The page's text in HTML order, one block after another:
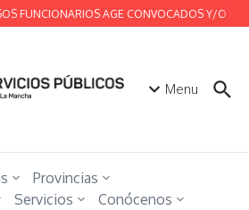
FUNCIONARIOS AGE CONVOCADOS Y/O
Menu
Provincias
Servicios Conócenos